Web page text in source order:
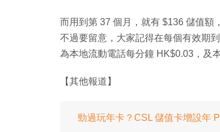
而用到第 37 個月，就有 $136 儲值額
不過要留意，大家記得在每個有效期
為本地流動電話每分鐘 HK$0.03，及
【其他報道】
勁過玩年卡？CSL 儲值卡增設年